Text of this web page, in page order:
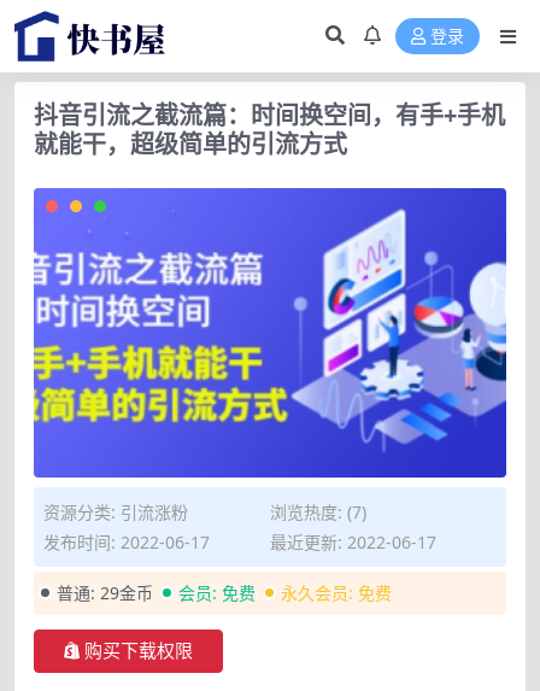
登录
抖音引流之截流篇：时间换空间，有手+手机
就能干，超级简单的引流方式
资源分类: 引流涨粉
浏览热度: (7)
发布时间: 2022-06-17
最近更新: 2022-06-17
普通: 29金币 会员: 免费 永久会员: 免费
购买下载权限